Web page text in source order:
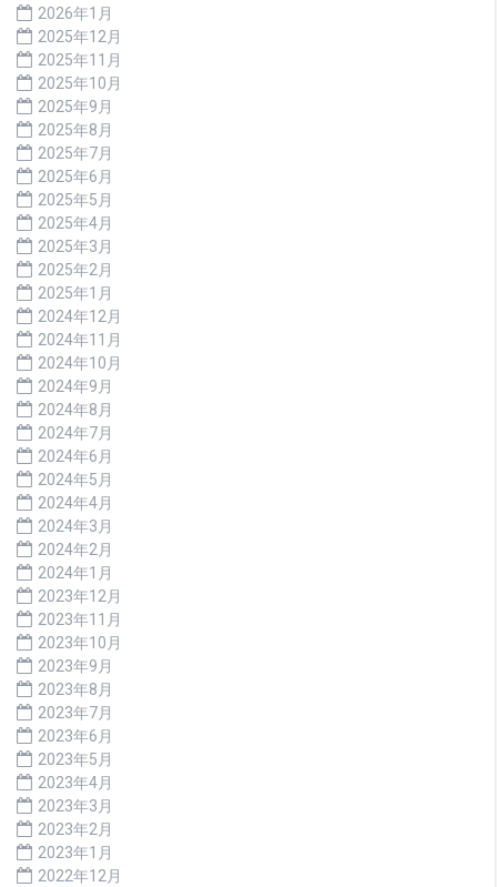
2026年1月
2025年12月
2025年11月
2025年10月
2025年9月
2025年8月
2025年7月
2025年6月
2025年5月
2025年4月
2025年3月
2025年2月
2025年1月
2024年12月
2024年11月
2024年10月
2024年9月
2024年8月
2024年7月
2024年6月
2024年5月
2024年4月
2024年3月
2024年2月
2024年1月
2023年12月
2023年11月
2023年10月
2023年9月
2023年8月
2023年7月
2023年6月
2023年5月
2023年4月
2023年3月
2023年2月
2023年1月
2022年12月